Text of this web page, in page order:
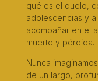
qué es el duelo,
adolescencias y
acompañar en el
muerte y pérdida.
Nunca
de un largo,